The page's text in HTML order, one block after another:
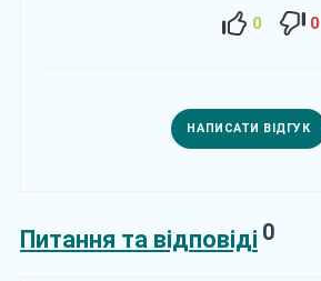
0 0
НАПИСАТИ ВІДГУК
Питання та відповіді 0